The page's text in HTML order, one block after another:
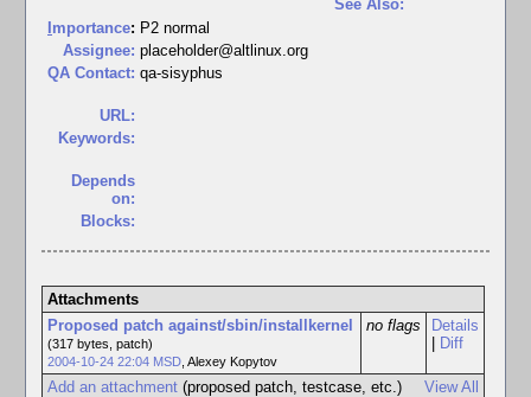
mportance: P2 normal
Assignee: placeholder@altlinux.org
QA Contact: qa-sisyphus
URL:
Keywords:
Depends
on:
Blocks:
See Also:
Attachments
Proposed patch against/sbin/installkernel
(317 bytes, patch)
2004-10-24 22:04 MSD, Alexey Kopytov
no flags
Details
Diff
View All
Add an attachment(proposed patch, testcase, etc.)